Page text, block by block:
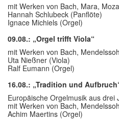
mit Werken von Bach, Mara,
Hannah Schlubeck (Panflöte)
Ignace Michiels (Orgel)
09.08.: „Orgel trifft Viola“
mit Werken von Bach,
Uta Nießner (Viola)
Ralf Eumann (Orgel)
16.08.: „Tradition und
Europäische Orgelmusik aus drei
mit Werken von Bach,
Achim Maertins (Orgel)